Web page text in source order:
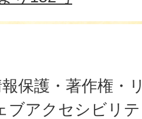
保護・著作権・
ブアクセシビリ